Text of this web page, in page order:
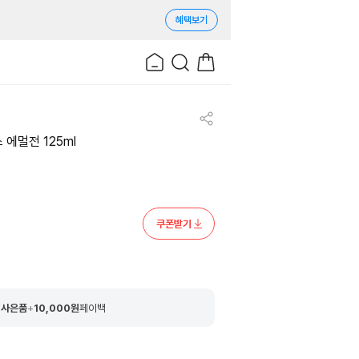
혜택보기
에멀전 125ml
쿠폰받기
은품+10,000원페이백